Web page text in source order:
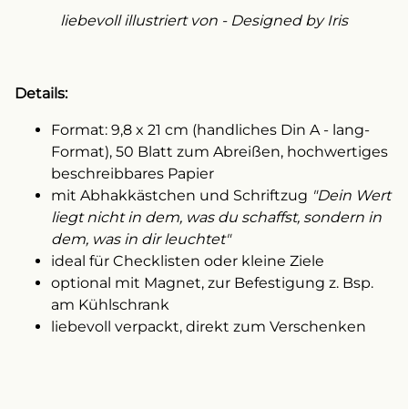
liebevoll illustriert von - Designed by Iris
Details:
Format: 9,8 x 21 cm (handliches Din A - lang-
Format), 50 Blatt zum Abreißen, hochwertiges
beschreibbares Papier
mit Abhakkästchen und Schriftzug "Dein Wert
liegt nicht in dem, was du schaffst, sondern in
dem, was in dir leuchtet"
ideal für Checklisten oder kleine Ziele
optional mit Magnet, zur Befestigung z. Bsp.
am Kühlschrank
liebevoll verpackt, direkt zum Verschenken